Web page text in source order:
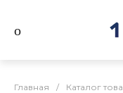
Главная / Каталог